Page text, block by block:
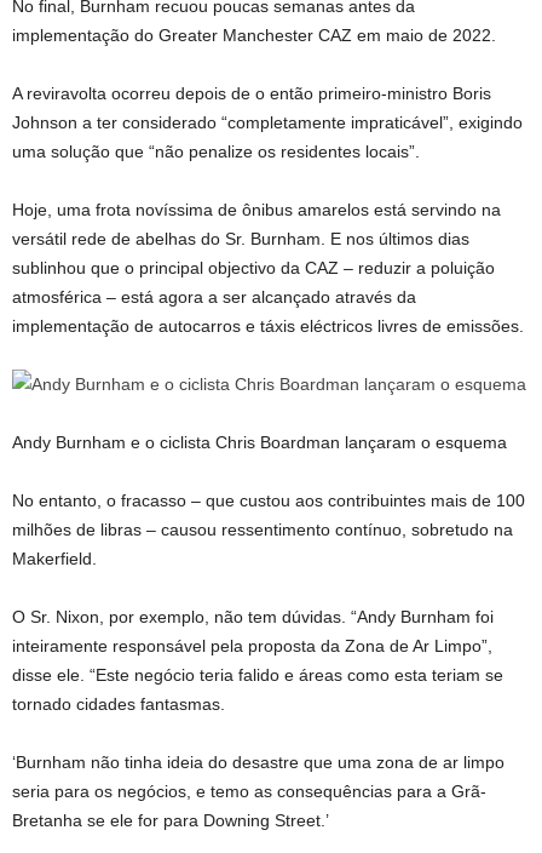
No final, Burnham recuou poucas semanas antes da
implementação do Greater Manchester CAZ em maio de 2022.
A reviravolta ocorreu depois de o então primeiro-ministro Boris
Johnson a ter considerado “completamente impraticável”, exigindo
uma solução que “não penalize os residentes locais”.
Hoje, uma frota novíssima de ônibus amarelos está servindo na
versátil rede de abelhas do Sr. Burnham. E nos últimos dias
sublinhou que o principal objectivo da CAZ – reduzir a poluição
atmosférica – está agora a ser alcançado através da
implementação de autocarros e táxis eléctricos livres de emissões.
Andy Burnham e o ciclista Chris Boardman lançaram o esquema
No entanto, o fracasso – que custou aos contribuintes mais de 100
milhões de libras – causou ressentimento contínuo, sobretudo na
Makerfield.
O Sr. Nixon, por exemplo, não tem dúvidas. “Andy Burnham foi
inteiramente responsável pela proposta da Zona de Ar Limpo”,
disse ele. “Este negócio teria falido e áreas como esta teriam se
tornado cidades fantasmas.
‘Burnham não tinha ideia do desastre que uma zona de ar limpo
seria para os negócios, e temo as consequências para a Grã-
Bretanha se ele for para Downing Street.’